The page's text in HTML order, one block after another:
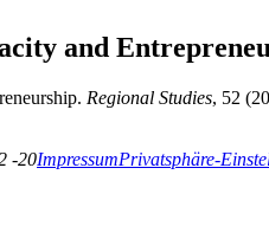
and
Regional Studies, 52
-20ImpressumPrivatsphäre-